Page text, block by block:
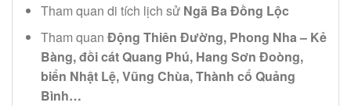
Tham quan di tích lịch sử Ngã Ba Đồng Lộc
Tham quan Động Thiên Đường, Phong Nha – Kẻ
Bàng, đồi cát Quang Phú, Hang Sơn Đoòng,
biển Nhật Lệ, Vũng Chùa, Thành cổ Quảng
Bình…